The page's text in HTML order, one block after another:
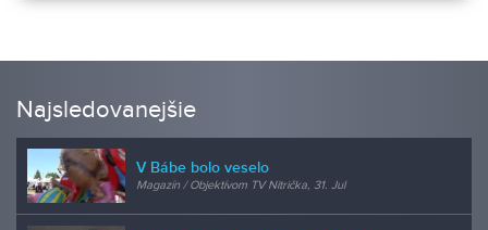
Najsledovanejšie
V Bábe bolo veselo
Magazín / Objektívom TV Nitrička, 31. Jul